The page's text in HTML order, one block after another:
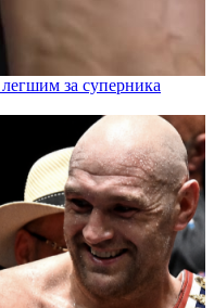
за суперника